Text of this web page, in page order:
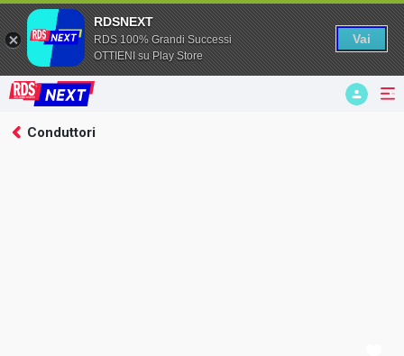
Conduttori
RDSNEXT
RDS 100% Grandi Successi
OTTIENI su Play Store
Vai